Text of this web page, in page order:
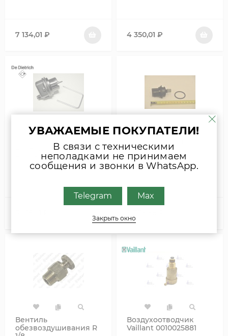
7 134,01 ₽ 4 350,01 ₽
Воздухоотводчик +
прокладка для
настенного котла De
автоматический
Вентиль
обезвоздушивания R
Воздухоотводчик
Vaillant 0010025881
УВАЖАЕМЫЕ ПОКУПАТЕЛИ!
В связи с техническими
неполадками не принимаем
сообщения и звонки в WhatsApp.
Telegram Max
Закрыть окно